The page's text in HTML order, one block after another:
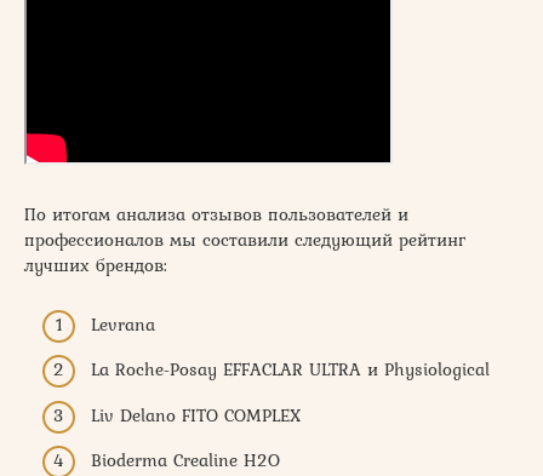
По итогам анализа отзывов пользователей и
профессионалов мы составили следующий рейтинг
лучших брендов:
Levrana
La Roche-Posay EFFACLAR ULTRA и Physiological
Liv Delano FITO COMPLEX
Bioderma Crealine H2O